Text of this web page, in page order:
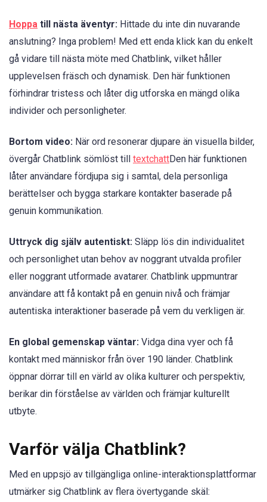
Hoppa till nästa äventyr: Hittade du inte din nuvarande
anslutning? Inga problem! Med ett enda klick kan du enkelt
gå vidare till nästa möte med Chatblink, vilket håller
upplevelsen fräsch och dynamisk. Den här funktionen
förhindrar tristess och låter dig utforska en mängd olika
individer och personligheter.
Bortom video: När ord resonerar djupare än visuella bilder,
övergår Chatblink sömlöst till textchattDen här funktionen
låter användare fördjupa sig i samtal, dela personliga
berättelser och bygga starkare kontakter baserade på
genuin kommunikation.
Uttryck dig själv autentiskt: Släpp lös din individualitet
och personlighet utan behov av noggrant utvalda profiler
eller noggrant utformade avatarer. Chatblink uppmuntrar
användare att få kontakt på en genuin nivå och främjar
autentiska interaktioner baserade på vem du verkligen är.
En global gemenskap väntar: Vidga dina vyer och få
kontakt med människor från över 190 länder. Chatblink
öppnar dörrar till en värld av olika kulturer och perspektiv,
berikar din förståelse av världen och främjar kulturellt
utbyte.
Varför välja Chatblink?
Med en uppsjö av tillgängliga online-interaktionsplattformar
utmärker sig Chatblink av flera övertygande skäl: